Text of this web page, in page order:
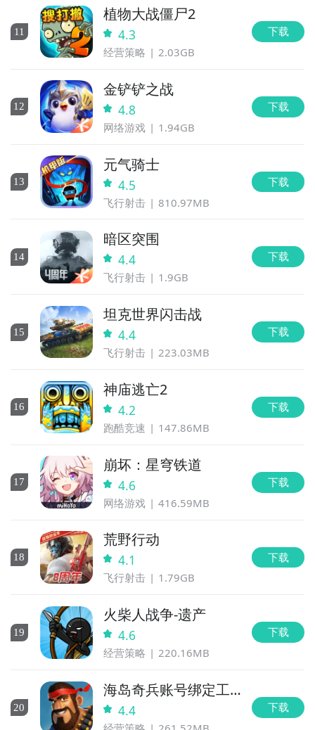
11
植物大战僵尸2
4.3
经营策略 2.03GB
下载
12
金铲铲之战
4.8
网络游戏 1.94GB
下载
13
元气骑士
4.5
飞行射击 810.97MB
下载
14
暗区突围
4.4
飞行射击 1.9GB
下载
15
坦克世界闪击战
4.4
飞行射击 223.03MB
下载
16
神庙逃亡2
4.2
跑酷竞速 147.86MB
下载
17
崩坏：星穹铁道
4.6
网络游戏 416.59MB
下载
18
荒野行动
4.1
飞行射击 1.79GB
下载
19
火柴人战争-遗产
4.6
经营策略 220.16MB
下载
20
海岛奇兵账号绑定工
具 4.4 下载